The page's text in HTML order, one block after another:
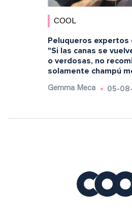
COOL
Peluqueros expertos
"Si las canas se
o verdosas, no
solamente champú
Gemma Meca 05-